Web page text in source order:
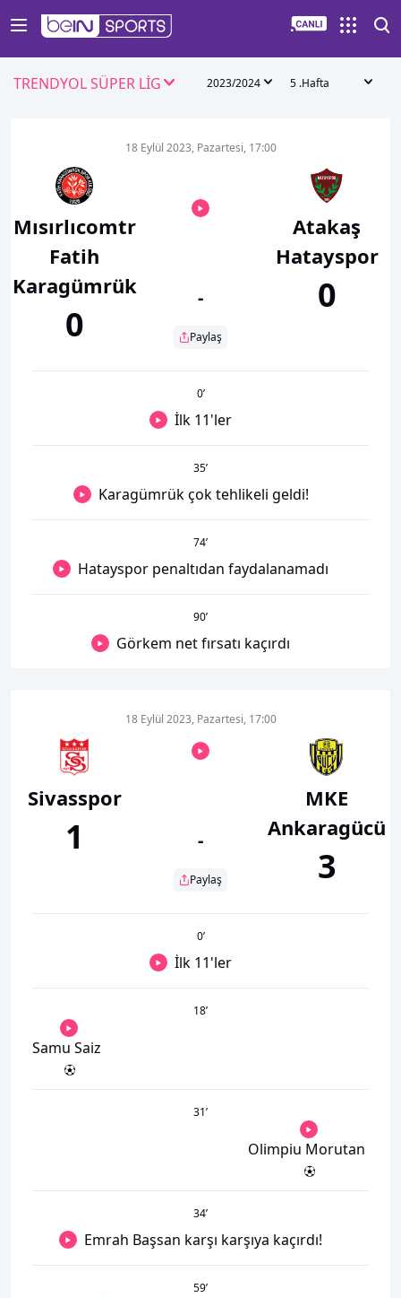
TRENDYOL SÜPER LİG 2023/2024 5 .Hafta
Mısırlıcomtr
Fatih
Karagümrük
0
18 Eylül 2023, Pazartesi, 17:00
-
Paylaş
Atakaş
Hatayspor
0
0’
İlk 11'ler
35’
Karagümrük çok tehlikeli geldi!
74’
Hatayspor penaltıdan faydalanamadı
90’
Görkem net fırsatı kaçırdı
Sivasspor
1
18 Eylül 2023, Pazartesi, 17:00
-
Paylaş
MKE
Ankaragücü
3
0’
İlk 11'ler
18’
Samu Saiz
31’
Olimpiu Morutan
34’
Emrah Başsan karşı karşıya kaçırdı!
59’